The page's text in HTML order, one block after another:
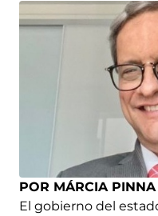
POR MÁRCIA PINNA
El gobierno del